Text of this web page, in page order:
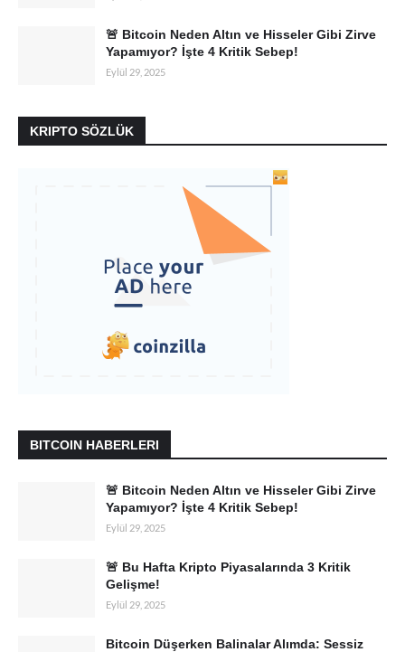
🚨 Bitcoin Neden Altın ve Hisseler Gibi Zirve
Yapamıyor? İşte 4 Kritik Sebep!
Eylül 29, 2025
KRIPTO SÖZLÜK
BITCOIN HABERLERI
🚨 Bitcoin Neden Altın ve Hisseler Gibi Zirve
Yapamıyor? İşte 4 Kritik Sebep!
Eylül 29, 2025
🚨 Bu Hafta Kripto Piyasalarında 3 Kritik
Gelişme!
Eylül 29, 2025
Bitcoin Düşerken Balinalar Alımda: Sessiz